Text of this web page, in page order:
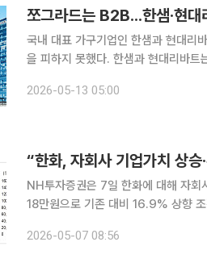
쪼그라드는 B2B...한샘·현
국내 대표 가구기업인 한샘과 현대리
을 피하지 못했다. 한샘과 현대리바
찾고 있다. 12일 가구업계에 따
2026-05-13 05:00
“한화, 자회사 기업가치 상
NH투자증권은 7일 한화에 대해 자회
18만원으로 기존 대비 16.9% 상향 조정하
“인적분할과 기업가치 제고 계획을
2026-05-07 08:56